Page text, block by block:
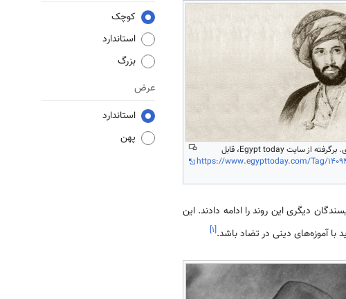
کوچک
استاندارد
بزرگ
عرض
استاندارد
پهن
رفاعة الطهطاوی. برگرفته از سایت Egypt today، قابل
https://www.egypttoday.com/Tag/
دیگری این روند را ادامه دادند. این
آموزه‌­های دینی در تضاد باشد.[۱]